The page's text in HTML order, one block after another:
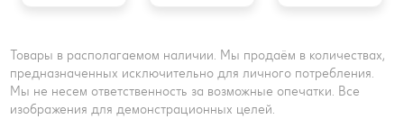
Товары в располагаемом наличии. Мы продаём в количествах,
предназначенных исключительно для личного потребления.
Мы не несем ответственность за возможные опечатки. Все
изображения для демонстрационных целей.